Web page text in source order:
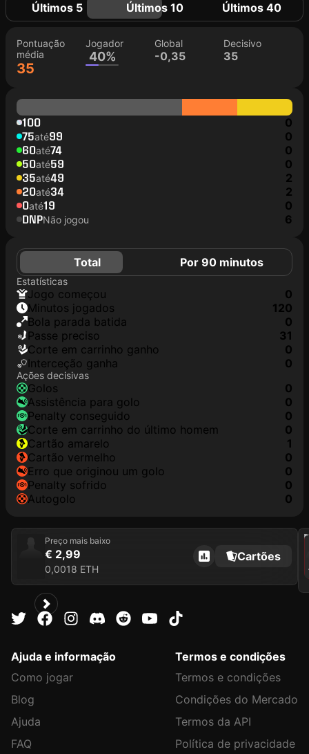
Últimos 5 Últimos 10 Últimos 40
Pontuação
média
35
Jogador
40%
Global
-0,35
Decisivo
35
100 0
75até99 0
60até74 0
50até59 0
35até49 2
20até34 2
0até19 0
DNPNão jogou 6
Total Por 90 minutos
Estatísticas
jogo começou
0
minutos jogados
120
Bola parada batida
0
passe preciso
31
corte em carrinho ganho
0
interceção ganha
0
Ações decisivas
golos
0
assistência para golo
0
penalty conseguido
0
corte em carrinho do último homem
0
cartão amarelo
1
cartão vermelho
0
erro que originou um golo
0
penalty sofrido
0
autogolo
0
Preço mais baixo
€ 2,99
0,0018 ETH
Cartões
2025
Ajuda e informação
Como jogar
Blog
Ajuda
FAQ
Termos e condições
Termos e condições
Condições do Mercado
Termos da API
Política de privacidade